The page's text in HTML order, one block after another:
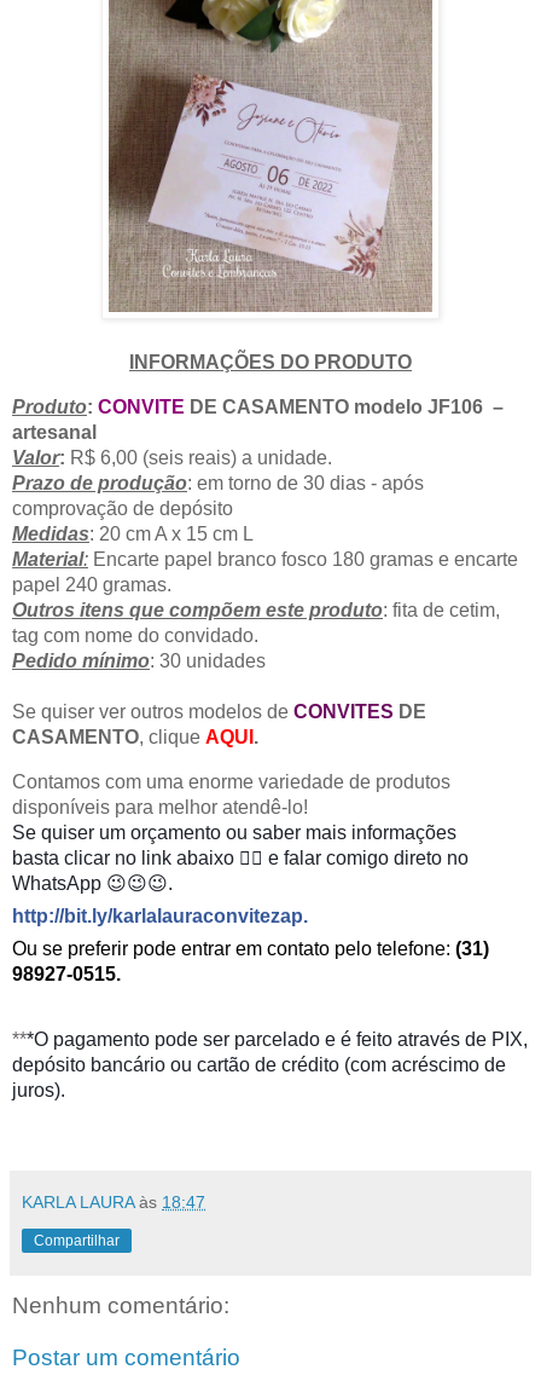
INFORMAÇÕES DO PRODUTO
Produto: CONVITE DE CASAMENTO modelo JF106 –
artesanal
Valor: R$ 6,00 (seis reais) a unidade.
Prazo de produção: em torno de 30 dias - após
comprovação de depósito
Medidas: 20 cm A x 15 cm L
Material: Encarte papel branco fosco 180 gramas e encarte
papel 240 gramas.
Outros itens que compõem este produto: fita de cetim,
tag com nome do convidado.
Pedido mínimo: 30 unidades
Se quiser ver outros modelos de CONVITES DE
CASAMENTO, clique AQUI .
Contamos com uma enorme variedade de produtos
disponíveis para melhor atendê-lo!
Se quiser um orçamento ou saber mais informações
basta clicar no link abaixo 👇🏻 e falar comigo direto no
WhatsApp 😉😉😉.
http://bit.ly/karlalauraconvitezap.
Ou se preferir pode entrar em contato pelo telefone: (31)
98927-0515.
***O pagamento pode ser parcelado e é feito através de PIX,
depósito bancário ou cartão de crédito (com acréscimo de
juros).
KARLA LAURA às 18:47
Compartilhar
Nenhum comentário:
Postar um comentário